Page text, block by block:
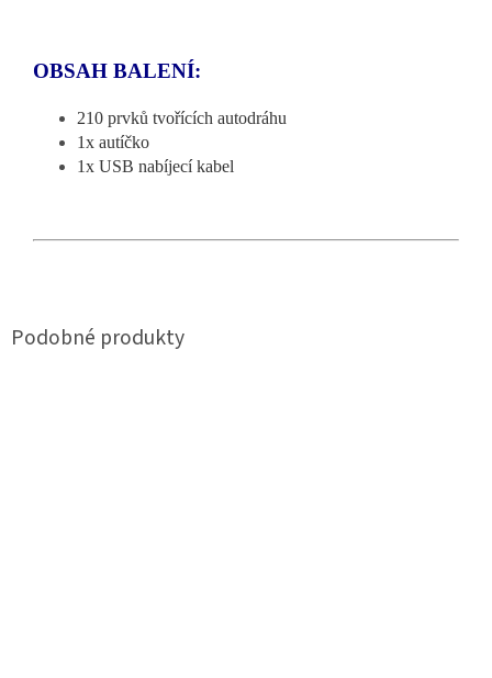
OBSAH BALENÍ:
210 prvků tvořících autodráhu
1x autíčko
1x USB nabíjecí kabel